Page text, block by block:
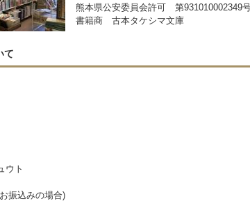
熊本県公安委員会許可 第931010002349
書籍商 古本タケシマ文庫
て
ウト
振込みの場合)